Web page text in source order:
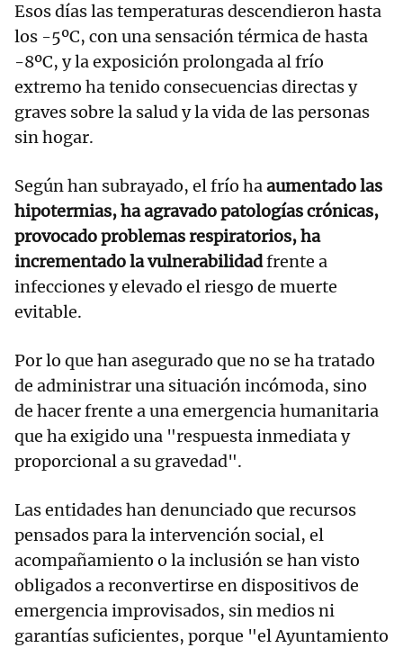
Esos días las temperaturas descendieron hasta
los -5ºC, con una sensación térmica de hasta
-8ºC, y la exposición prolongada al frío
extremo ha tenido consecuencias directas y
graves sobre la salud y la vida de las personas
sin hogar.
Según han subrayado, el frío haaumentado las
hipotermias, ha agravado patologías crónicas,
provocado problemas respiratorios, ha
incrementado la vulnerabilidadfrente a
infecciones y elevado el riesgo de muerte
evitable.
Por lo que han asegurado que no se ha tratado
de administrar una situación incómoda, sino
de hacer frente a una emergencia humanitaria
que ha exigido una "respuesta inmediata y
proporcional a su gravedad".
Las entidades han denunciado que recursos
pensados para la intervención social, el
acompañamiento o la inclusión se han visto
obligados a reconvertirse en dispositivos de
emergencia improvisados, sin medios ni
garantías suficientes, porque "el Ayuntamiento